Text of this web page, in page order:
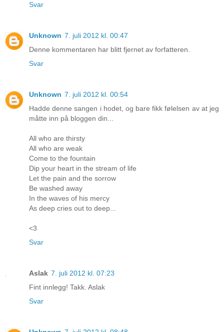
Svar
Unknown 7. juli 2012 kl. 00:47
Denne kommentaren har blitt fjernet av forfatteren.
Svar
Unknown 7. juli 2012 kl. 00:54
Hadde denne sangen i hodet, og bare fikk følelsen av at jeg
måtte inn på bloggen din...
All who are thirsty
All who are weak
Come to the fountain
Dip your heart in the stream of life
Let the pain and the sorrow
Be washed away
In the waves of his mercy
As deep cries out to deep...
<3
Svar
Aslak 7. juli 2012 kl. 07:23
Fint innlegg! Takk. Aslak
Svar